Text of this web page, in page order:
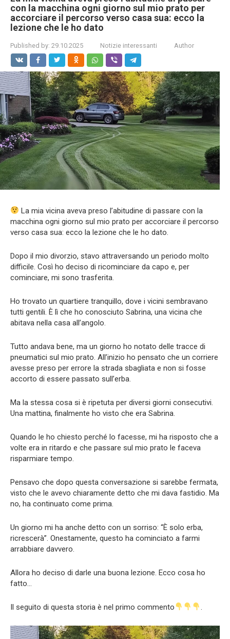
con la macchina ogni giorno sul mio prato per
accorciare il percorso verso casa sua: ecco la
lezione che le ho dato
Published by: 29.10.2025 Notizie interessanti Author
La mia vicina aveva preso l’abitudine di passare con la
macchina ogni giorno sul mio prato per accorciare il percorso
verso casa sua: ecco la lezione che le ho dato.
Dopo il mio divorzio, stavo attraversando un periodo molto
difficile. Così ho deciso di ricominciare da capo e, per
cominciare, mi sono trasferita.
Ho trovato un quartiere tranquillo, dove i vicini sembravano
tutti gentili. È lì che ho conosciuto Sabrina, una vicina che
abitava nella casa all’angolo.
Tutto andava bene, ma un giorno ho notato delle tracce di
pneumatici sul mio prato. All’inizio ho pensato che un corriere
avesse preso per errore la strada sbagliata e non si fosse
accorto di essere passato sull’erba.
Ma la stessa cosa si è ripetuta per diversi giorni consecutivi.
Una mattina, finalmente ho visto che era Sabrina.
Quando le ho chiesto perché lo facesse, mi ha risposto che a
volte era in ritardo e che passare sul mio prato le faceva
risparmiare tempo.
Pensavo che dopo questa conversazione si sarebbe fermata,
visto che le avevo chiaramente detto che mi dava fastidio. Ma
no, ha continuato come prima.
Un giorno mi ha anche detto con un sorriso: “È solo erba,
ricrescerà”. Onestamente, questo ha cominciato a farmi
arrabbiare davvero.
Allora ho deciso di darle una buona lezione. Ecco cosa ho
fatto…
Il seguito di questa storia è nel primo commento